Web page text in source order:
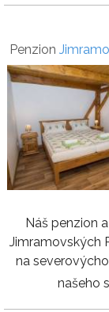
Penzion
Náš penzion
Jimramovských
na
našeho